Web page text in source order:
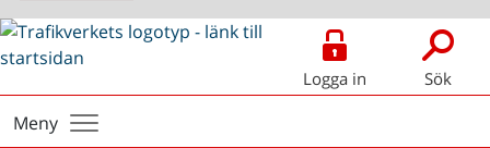
Logga in Sök
Meny